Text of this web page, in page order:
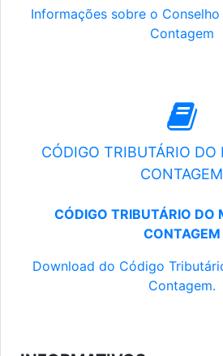
Informações sobre o
Contagem
CÓDIGO TRIBUTÁRIO DO
CONTAGEM
CÓDIGO TRIBUTÁRIO DO
CONTAGEM
Download do Código
Contagem.